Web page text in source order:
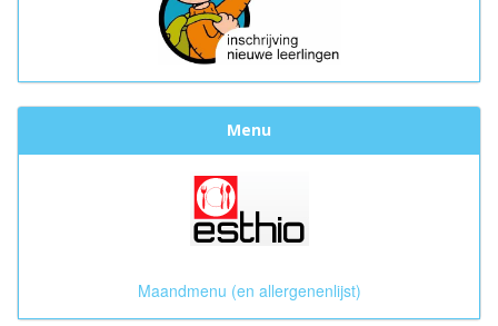
Menu
Maandmenu (en allergenenlijst)